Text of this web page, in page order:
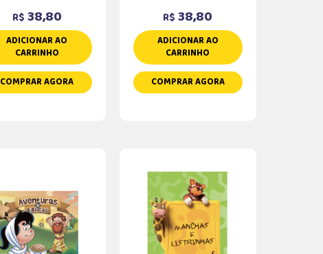
R$ 38,80
ADICIONAR AO
CARRINHO
COMPRAR AGORA
R$ 38,80
ADICIONAR AO
CARRINHO
COMPRAR AGORA